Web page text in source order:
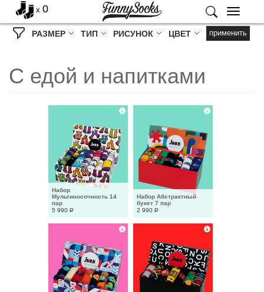
Меню
x 0
РАЗМЕР ТИП РИСУНОК ЦВЕТ применить
С едой и напитками
Набор
Мультиносочность 14
пар
5 990 Р
Набор Абстрактный
букет 7 пар
2 990 Р